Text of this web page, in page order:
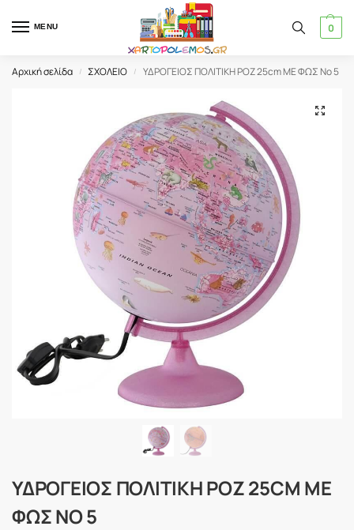
MENU 0
Αρχική σελίδα / ΣΧΟΛΕΙΟ / ΥΔΡΟΓΕΙΟΣ ΠΟΛΙΤΙΚΗ ΡΟΖ 25cm ΜΕ ΦΩΣ Νο 5
ΥΔΡΟΓΕΙΟΣ ΠΟΛΙΤΙΚΗ ΡΟΖ 25CM ΜΕ
ΦΩΣ ΝΟ 5